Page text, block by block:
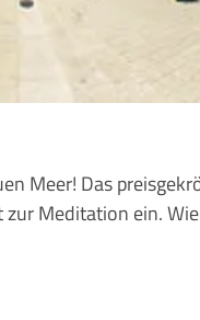
Meer! Das
Meditation ein.